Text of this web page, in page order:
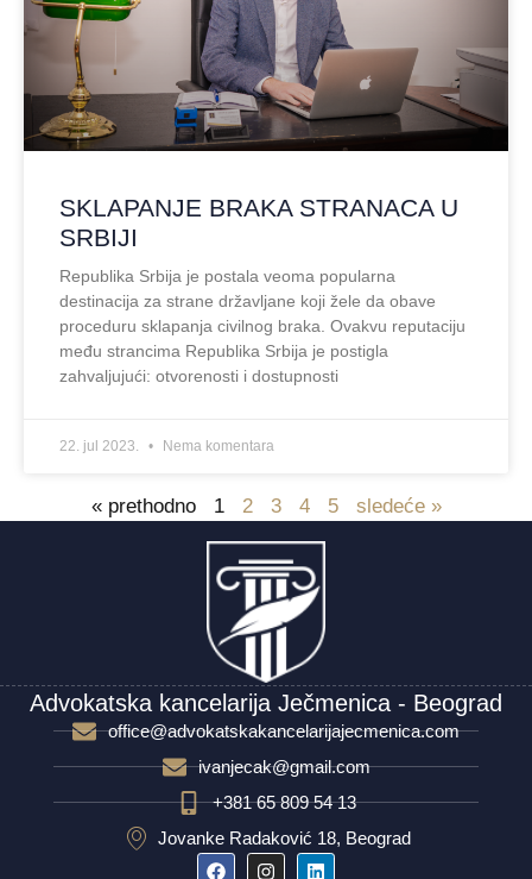
SKLAPANJE BRAKA STRANACA U
SRBIJI
Republika Srbija je postala veoma popularna
destinacija za strane državljane koji žele da obave
proceduru sklapanja civilnog braka. Ovakvu reputaciju
među strancima Republika Srbija je postigla
zahvaljujući: otvorenosti i dostupnosti
22. jul 2023. Nema komentara
« prethodno 1 2 3 4 5 sledeće »
Advokatska kancelarija Ječmenica - Beograd
office@advokatskakancelarijajecmenica.com
ivanjecak@gmail.com
+381 65 809 54 13
Jovanke Radaković 18, Beograd